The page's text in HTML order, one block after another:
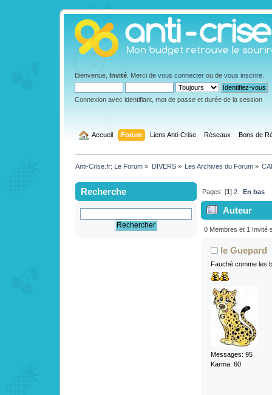
Bienvenue, Invité . Merci de vous connecter ou de vous inscrire
Connexion avec identifiant, mot de passe et durée de la session
Accueil Forum Liens Anti-Crise Réseaux Bons de
Anti-Crise.fr: Le Forum » DIVERS» Les Archives du Forum»
Recherche Pages: [1]2 En bas
Auteur
Satisfait ou
0 Membres et 1 Invité
le Guepard
Fauché comme les
Messages: 95
Karma: 60